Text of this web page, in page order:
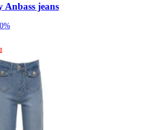
Anbass jeans
%